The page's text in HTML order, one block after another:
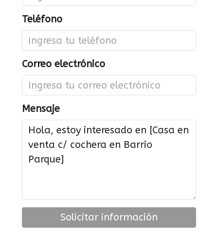
Teléfono
Correo electrónico
Mensaje
Solicitar información